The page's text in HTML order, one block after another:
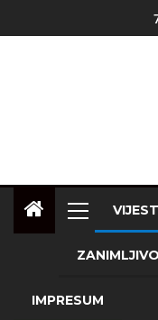
IMPRESUM